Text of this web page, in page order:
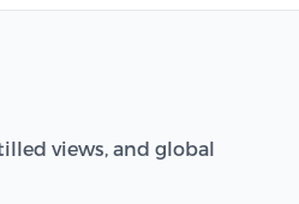
views, and global